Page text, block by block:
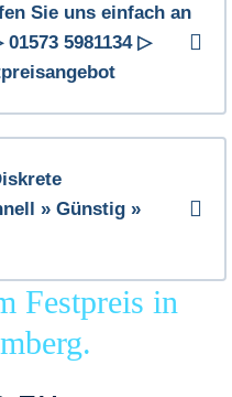
Sie uns einfach an
5981134 ▷
» Günstig »
Festpreis in